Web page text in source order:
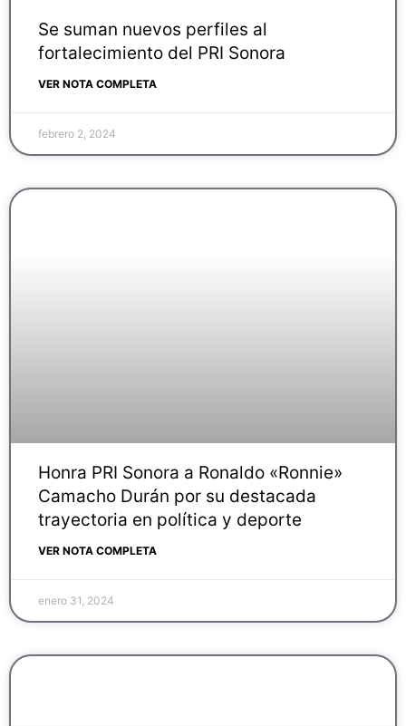
Se suman nuevos perfiles al
fortalecimiento del PRI Sonora
VER NOTA COMPLETA
febrero 2, 2024
Honra PRI Sonora a Ronaldo «Ronnie»
Camacho Durán por su destacada
trayectoria en política y deporte
VER NOTA COMPLETA
enero 31, 2024